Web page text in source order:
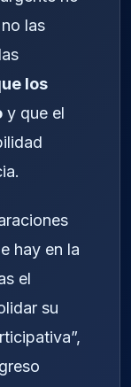
las
los
y que el
hay en la
el
su